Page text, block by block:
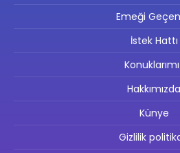
Emeği
İstek Hattı
Hakkımızda
Künye
Gizlilik